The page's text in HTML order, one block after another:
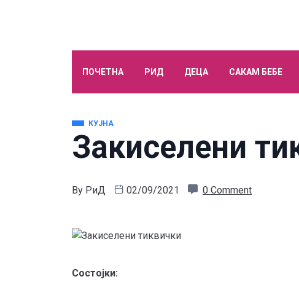
ПОЧЕТНА РИД ДЕЦА САКАМ БЕБЕ
КУЈНА
Закиселени
By РиД 02/09/2021 0 Comment
Состојки: